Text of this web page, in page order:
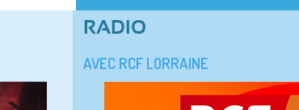
RADIO
AVEC RCF LORRAINE